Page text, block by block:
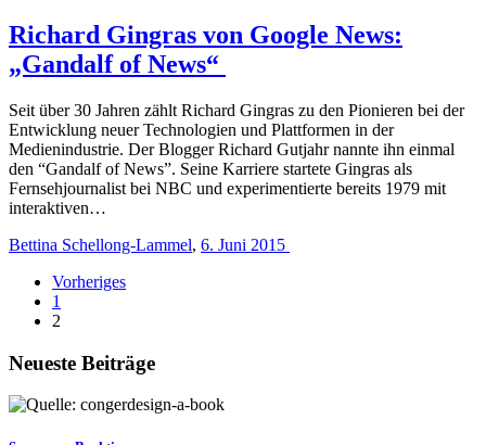
Richard Gingras von Google News:
„Gandalf of News“
Seit über 30 Jahren zählt Richard Gingras zu den Pionieren bei der
Entwicklung neuer Technologien und Plattformen in der
Medienindustrie. Der Blogger Richard Gutjahr nannte ihn einmal
den “Gandalf of News”. Seine Karriere startete Gingras als
Fernsehjournalist bei NBC und experimentierte bereits 1979 mit
interaktiven…
Bettina Schellong-Lammel, 6. Juni 2015
Vorheriges
1
2
Neueste Beiträge